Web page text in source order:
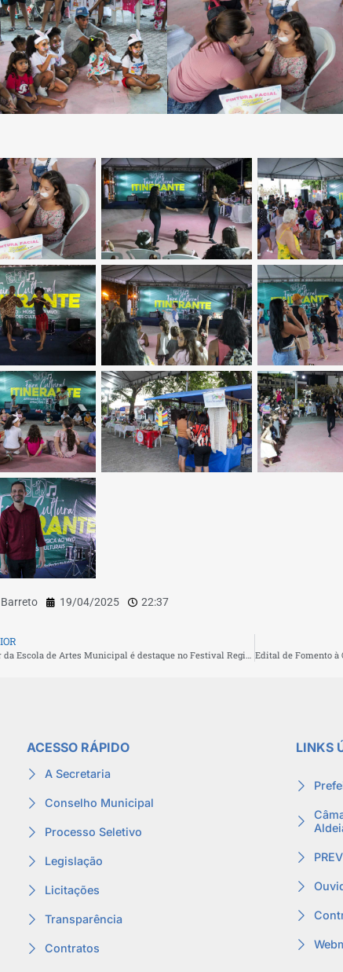
19/04/2025 22:37
Instrutor da Escola de Artes Municipal é destaque no Festival Regional de Esquetes SATED-RJ 2025
ACESSO RÁPIDO
A Secretaria
Conselho Municipal
Processo Seletivo
Legislação
Licitações
Transparência
Contratos
LINKS